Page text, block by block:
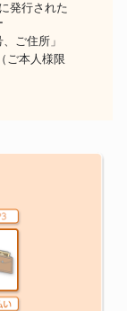
発行された
ご住所」
ご本人様限